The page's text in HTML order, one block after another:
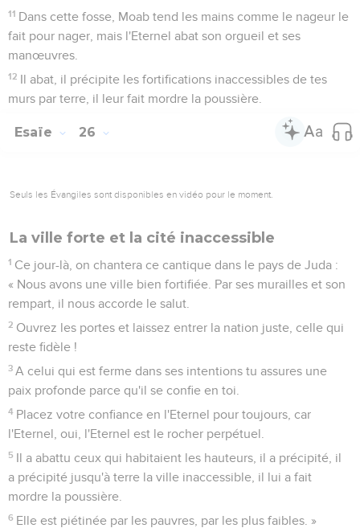
11 Dans cette fosse, Moab tend les mains comme le nageur le
fait pour nager, mais l'Eternel abat son orgueil et ses
manœuvres.
12 Il abat, il précipite les fortifications inaccessibles de tes
murs par terre, il leur fait mordre la poussière.
Esaïe 26
Seuls les Évangiles sont disponibles en vidéo pour le moment.
La ville forte et la cité inaccessible
1 Ce jour-là, on chantera ce cantique dans le pays de Juda :
« Nous avons une ville bien fortifiée. Par ses murailles et son
rempart, il nous accorde le salut.
2 Ouvrez les portes et laissez entrer la nation juste, celle qui
reste fidèle !
3 A celui qui est ferme dans ses intentions tu assures une
paix profonde parce qu'il se confie en toi.
4 Placez votre confiance en l'Eternel pour toujours, car
l'Eternel, oui, l'Eternel est le rocher perpétuel.
5 Il a abattu ceux qui habitaient les hauteurs, il a précipité, il
a précipité jusqu'à terre la ville inaccessible, il lui a fait
mordre la poussière.
6 Elle est piétinée par les pauvres, par les plus faibles. »